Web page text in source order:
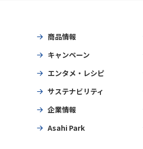
商品情報
キャンペーン
エンタメ・レシピ
サステナビリティ
企業情報
Asahi Park